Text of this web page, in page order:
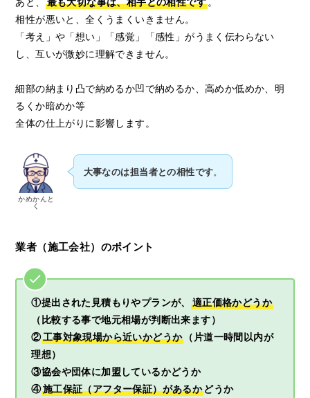
あと、 最も大切な事は、相手との相性です。
相性が悪いと、全くうまくいきません。
「考え」や「想い」「感覚」「感性」がうまく伝わらない
し、互いが微妙に理解できません。
細部の納まり凸で納めるか凹で納めるか、高めか低めか、明
るくか暗めか等
全体の仕上がりに影響します。
かめかんと
く
大事なのは担当者との相性です。
業者（施工会社）のポイント
①提出された見積もりやプランが、
適正価格かどうか
（比較する事で地元相場が判断出来ます）
②工事対象現場から近いかどうか
（片道一時間以内が
理想）
③協会や団体に加盟しているかどうか
④施工保証（アフター保証）があるか どうか